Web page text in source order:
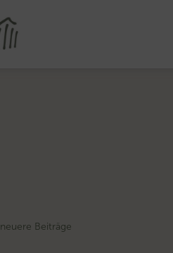
neuere Beiträge